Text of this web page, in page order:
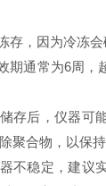
，因为冷冻会
通常为6周，
后，仪器可
聚合物，以保持
稳定，建议实